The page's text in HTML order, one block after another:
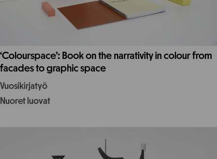
‘Colourspace’: Book on the narrativity in colour from
facades to graphic space
Vuosikirjatyö
Nuoret luovat